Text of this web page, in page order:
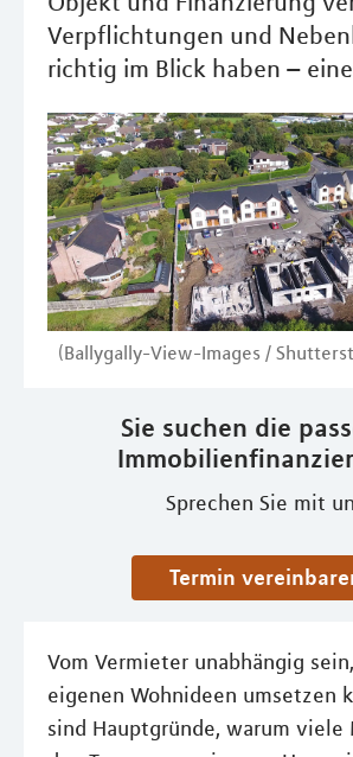
Verpflichtungen und
richtig im Blick haben –
(Ballygally-View-Images /
Sie suchen die
Sprechen Sie mit
Termin
Vom Vermieter unabhängig
eigenen Wohnideen umsetzen
sind Hauptgründe, warum viele